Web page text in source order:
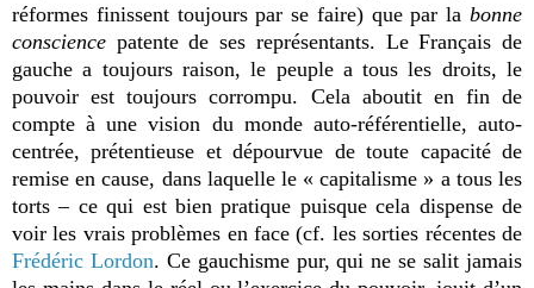
réformes finissent toujours par se faire) que par la bonne
conscience patente de ses représentants. Le Français de
gauche a toujours raison, le peuple a tous les droits, le
pouvoir est toujours corrompu. Cela aboutit en fin de
compte à une vision du monde auto-référentielle, auto-
centrée, prétentieuse et dépourvue de toute capacité de
remise en cause, dans laquelle le « capitalisme » a tous les
torts – ce qui est bien pratique puisque cela dispense de
voir les vrais problèmes en face (cf. les sorties récentes de
Frédéric Lordon. Ce gauchisme pur, qui ne se salit jamais